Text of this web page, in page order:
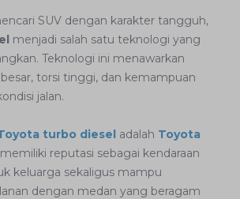
SUV dengan karakter tangguh,
menjadi salah satu teknologi yang
Teknologi ini menawarkan
torsi tinggi, dan kemampuan
jalan.
turbo diesel adalah Toyota
memiliki reputasi sebagai kendaraan
keluarga sekaligus mampu
dengan medan yang beragam